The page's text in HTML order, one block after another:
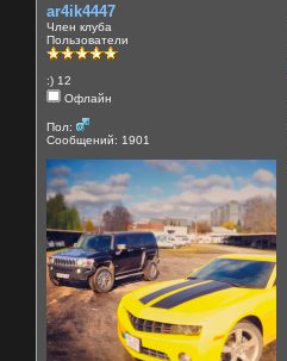
ar4ik4447
Член клуба
Пользователи
:) 12
Офлайн
Пол:
Сообщений: 1901